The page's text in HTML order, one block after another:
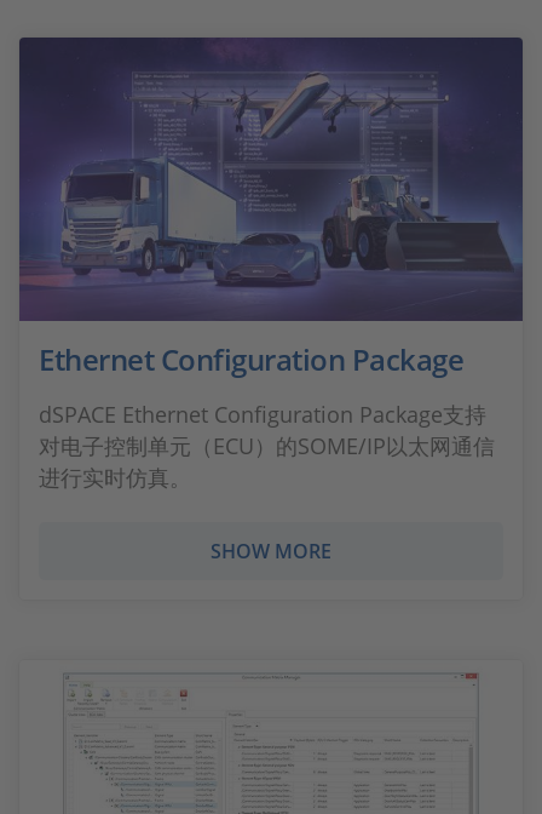
Ethernet Configuration Package
dSPACE Ethernet Configuration Package支持
对电子控制单元（ECU）的SOME/IP以太网通信
进行实时仿真。
SHOW MORE